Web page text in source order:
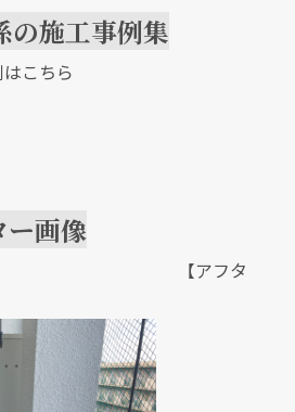
の施工事例集
こちら
ー画像
】 【アフタ